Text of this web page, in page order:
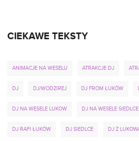
CIEKAWE TEKSTY
ANIMACJE NA WESELU ATRAKCJE DJ
DJ DJ/WODZIREJ DJ FROM ŁUKÓW
DJ NA WESELE LUKOW DJ NA WESELE SIEDLCE
DJ RAFI ŁUKÓW DJ SIEDLCE DJ Z